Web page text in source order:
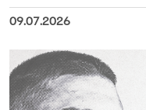
09.07.2026